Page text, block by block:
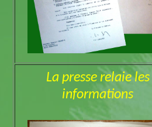
La presse relaie les
informations